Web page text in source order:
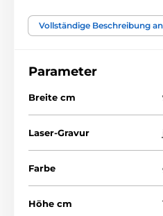
Glastrophäen mit Druck
Vollständige Beschreibung
Parameter
Breite cm
Laser-Gravur
Farbe
Höhe cm